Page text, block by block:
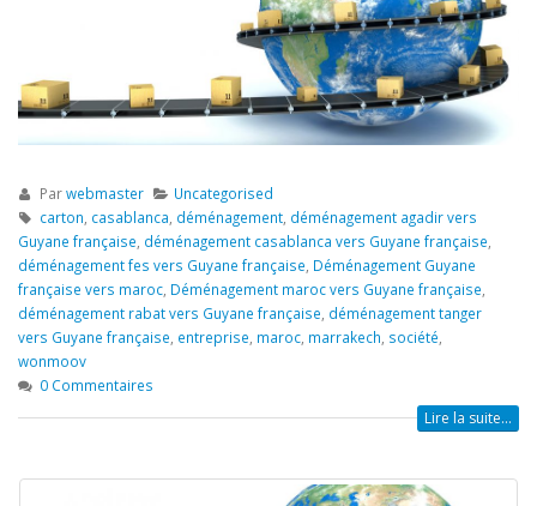
Parwebmaster
Uncategorised
carton casablanca déménagement, déménagement agadir vers
Guyane française déménagement casablanca vers Guyane française
déménagement fes vers Guyane française Déménagement Guyane
française vers maroc Déménagement maroc vers Guyane française
déménagement rabat vers Guyane française déménagement tanger
vers Guyane française entreprise maroc marrakech société
wonmoov
0 Commentaires
Lire la suite...